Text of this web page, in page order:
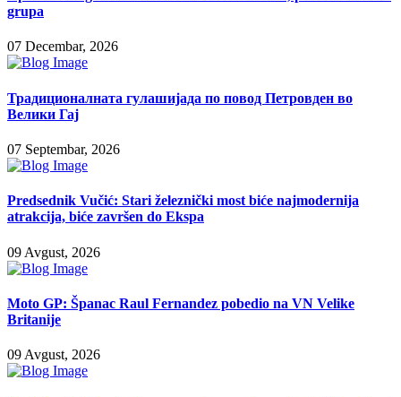
grupa
07 Decembar, 2026
Традиционалната гулашијада по повод Петровден во
Велики Гај
07 Septembar, 2026
Predsednik Vučić: Stari železnički most biće najmodernija
atrakcija, biće završen do Ekspa
09 Avgust, 2026
Moto GP: Španac Raul Fernandez pobedio na VN Velike
Britanije
09 Avgust, 2026